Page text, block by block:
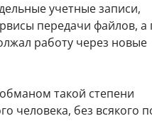
учетные записи,
передачи файлов, а
работу через новые
такой степени
человека, без всякого